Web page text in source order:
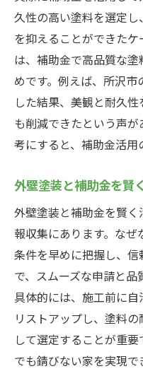
久性の高い塗料を選定
を抑えることができた
は、補助金で高品質な
めです。例えば、所沢
した結果、美観と耐久
も削減できたという声
考にすると、補助金活用
外壁塗装と補助金を賢
外壁塗装と補助金を賢
報収集にあります。な
条件を早めに把握し、
で、スムーズな申請と品
具体的には、施工前に
リストアップし、塗料
して選定することが重
でも錆びない家を実現で